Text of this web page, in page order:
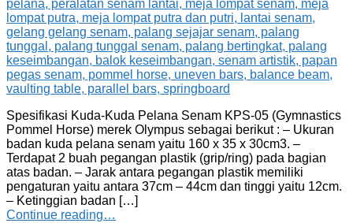
Spesifikasi Kuda-Kuda Pelana Senam KPS-05 (Gymnastics
Pommel Horse) merek Olympus sebagai berikut : – Ukuran
badan kuda pelana senam yaitu 160 x 35 x 30cm3. –
Terdapat 2 buah pegangan plastik (grip/ring) pada bagian
atas badan. – Jarak antara pegangan plastik memiliki
pengaturan yaitu antara 37cm – 44cm dan tinggi yaitu 12cm.
– Ketinggian badan […]
Continue reading…